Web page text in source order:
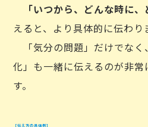
「いつから、どんな時に、
えると、より具体的に伝わり
「気分の問題」だけでなく
化」も一緒に伝えるのが非
す。
【伝え方の具体例】